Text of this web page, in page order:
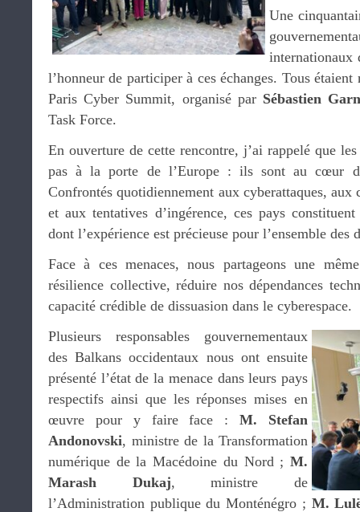
Une
internationaux
l’honneur de participer à ces échanges. Tous
Paris Cyber Summit, organisé par Sébastien
Task Force.
En ouverture de cette rencontre, j’ai rappelé que
pas à la porte de l’Europe : ils sont au cœur
Confrontés quotidiennement aux cyberattaques, aux
et aux tentatives d’ingérence, ces pays
dont l’expérience est précieuse pour l’ensemble des
Face à ces menaces, nous partageons une
résilience collective, réduire nos dépendances
capacité crédible de dissuasion dans le cyberespace.
Plusieurs responsables gouvernementaux
des Balkans occidentaux nous ont ensuite
présenté l’état de la menace dans leurs pays
respectifs ainsi que les réponses mises en
œuvre pour y faire face :M. Stefan
Andonovski, ministre de la Transformation
numérique de la Macédoine du Nord ; M.
Marash Dukaj, ministre de
l’Administration publique du Monténégro ; M.